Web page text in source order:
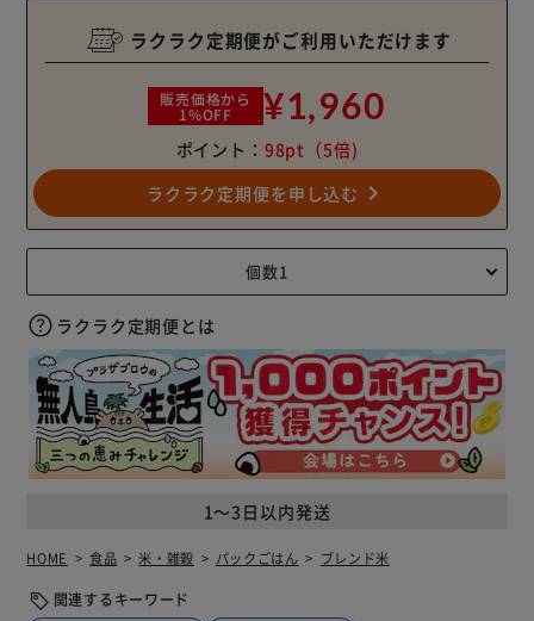
1～3日以内発送
ラクラク定期便がご利用いただけます
販売価格から
1%OFF ¥1,960
ポイント： 98pt （5倍)
ラクラク定期便を申し込む navigate_next
ラクラク定期便とは
HOME 食品 米・雑穀 パックごはん ブレンド米
関連するキーワード